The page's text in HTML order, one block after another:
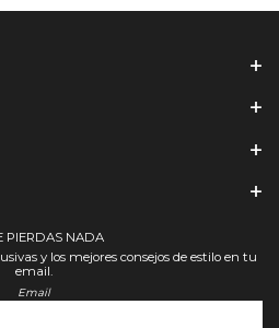
PIERDAS NADA
y los mejores consejos de estilo en tu
email.
Email